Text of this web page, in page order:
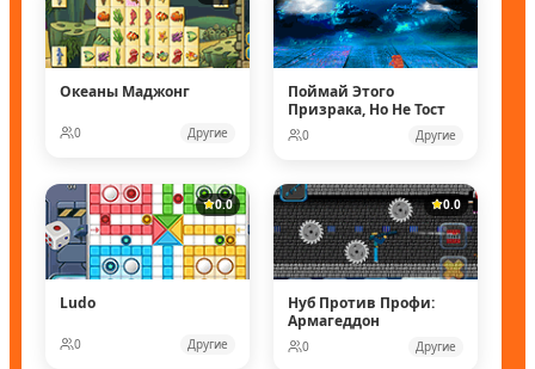
Океаны Маджонг
0 Другие
Поймай Этого
Призрака, Но Не Тост
0 Другие
0.0
Ludo
0 Другие
0.0
Нуб Против Профи:
Армагеддон
0 Другие